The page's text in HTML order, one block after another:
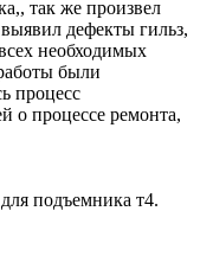
так же произвел
дефекты гильз,
необходимых
были
процесс
о процессе ремонта,
подъемника т4.